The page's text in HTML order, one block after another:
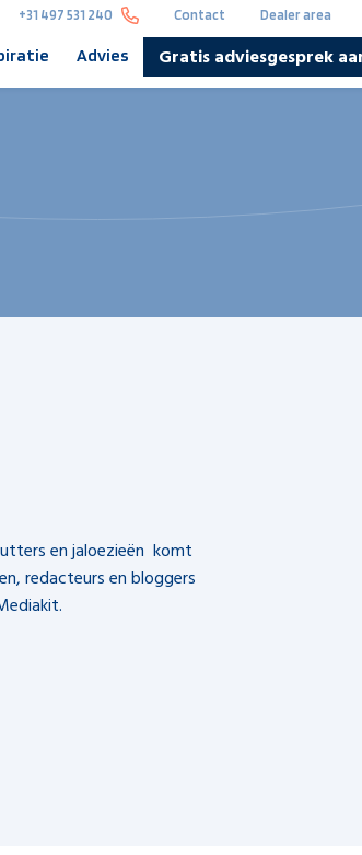
+31 497 531 240 Contact Dealer area
Advies Gratis adviesgesprek
en jaloezieën komt
redacteurs en bloggers